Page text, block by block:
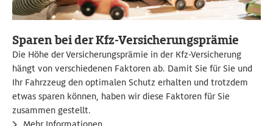
Sparen bei der Kfz-Versicherungsprämie
Die Höhe der Versicherungsprämie in der Kfz-Versicherung
hängt von verschiedenen Faktoren ab. Damit Sie für Sie und
Ihr Fahrzzeug den optimalen Schutz erhalten und trotzdem
etwas sparen können, haben wir diese Faktoren für Sie
zusammen gestellt.